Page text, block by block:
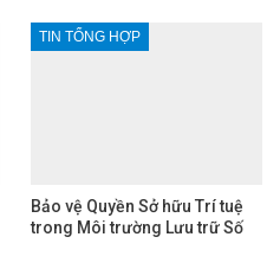
TIN TỔNG HỢP
Bảo vệ Quyền Sở hữu Trí tuệ
trong Môi trường Lưu trữ Số